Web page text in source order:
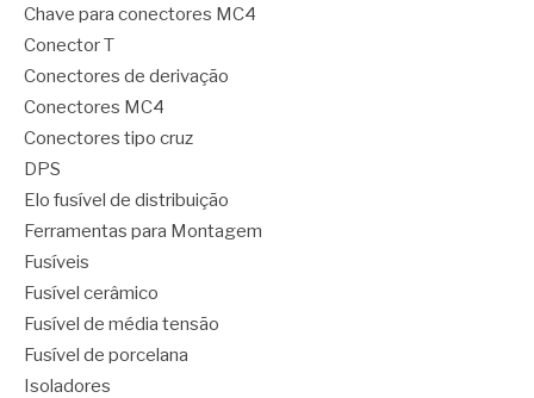
Chave para conectores MC4
Conector T
Conectores de derivação
Conectores MC4
Conectores tipo cruz
DPS
Elo fusível de distribuição
Ferramentas para Montagem
Fusíveis
Fusível cerâmico
Fusível de média tensão
Fusível de porcelana
Isoladores